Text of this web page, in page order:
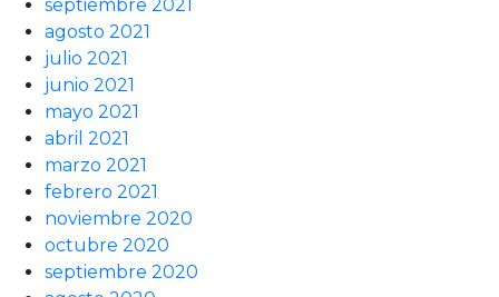
septiembre 2021
agosto 2021
julio 2021
junio 2021
mayo 2021
abril 2021
marzo 2021
febrero 2021
noviembre 2020
octubre 2020
septiembre 2020